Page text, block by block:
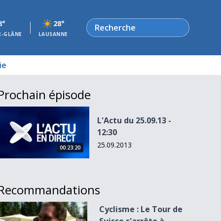
GLÂNE
28°
LAUSANNE
Rechercher
épisode
L&#039;Actu du 25.09.13 - 12:30
00:23:20
L'Actu du 25.09.13 -
12:30
25.09.2013
: Le Tour de Suisse s&#039;arrête à Villars-sur-
Cyclisme : Le Tour de